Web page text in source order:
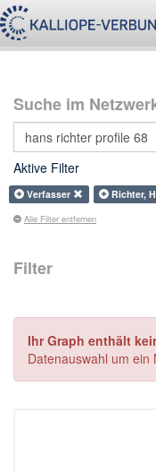
Suche im
Aktive Filter
Verfasser Richter,
Alle Filter entfernen
Filter
Ihr Graph enthält
Datenauswahl um ein